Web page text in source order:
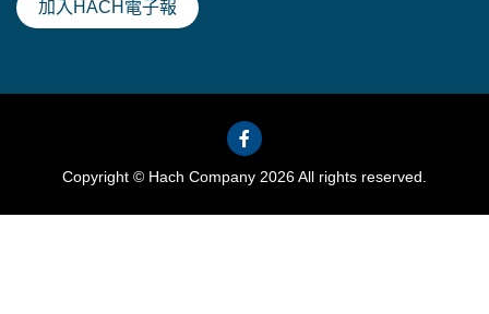
加入HACH電子報
Copyright © Hach Company 2026 All rights reserved.